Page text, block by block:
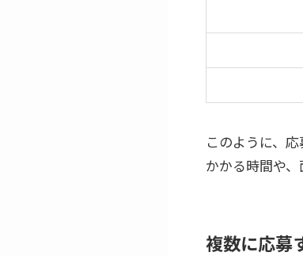
このように、
かかる時間や
複数に応募